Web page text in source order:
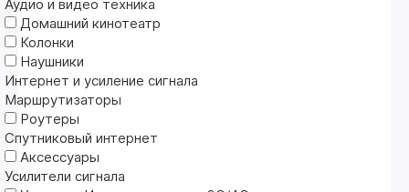
Аудио и видео техника
Домашний кинотеатр
Колонки
Наушники
Интернет и усиление сигнала
Маршрутизаторы
Роутеры
Спутниковый интернет
Аксессуары
Усилители сигнала